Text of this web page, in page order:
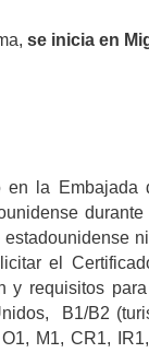
se inicia en
en la
durante
el
y requisitos
B1/B2
M1, CR1,